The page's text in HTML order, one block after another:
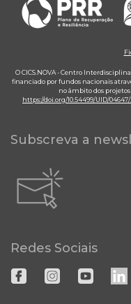
O CICS.NOVA - Centro
financiado por fundos nacionais
no âmbito dos projetos
https://doi.org/10.54499/UID/
Subscreva a
Redes Sociais